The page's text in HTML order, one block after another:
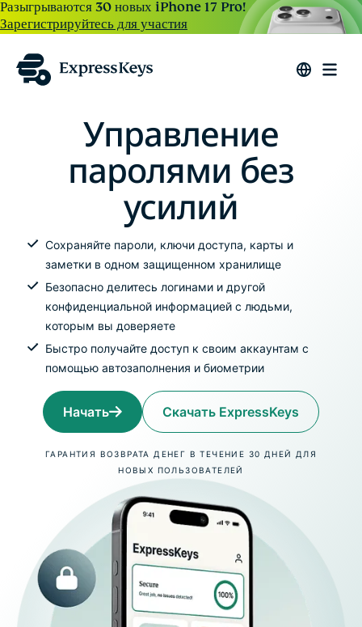
Разыгрываются 30 новых iPhone 17 Pro!
Зарегистрируйтесь для участия
Управление
паролями без
усилий
Сохраняйте пароли, ключи доступа, карты и
заметки в одном защищенном хранилище
Безопасно делитесь логинами и другой
конфиденциальной информацией с людьми,
которым вы доверяете
Быстро получайте доступ к своим аккаунтам с
помощью автозаполнения и биометрии
Начать Скачать ExpressKeys
ГАРАНТИЯ ВОЗВРАТА ДЕНЕГ В ТЕЧЕНИЕ 30 ДНЕЙ ДЛЯ
НОВЫХ ПОЛЬЗОВАТЕЛЕЙ